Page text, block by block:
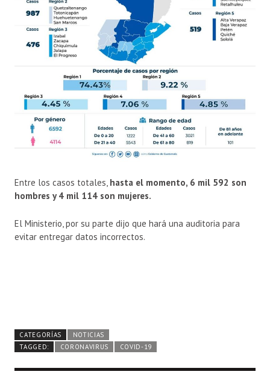
Entre los casos totales, hasta el momento, 6 mil 592 son
hombres y 4 mil 114 son mujeres.
El Ministerio, por su parte dijo que hará una auditoria para
evitar entregar datos incorrectos.
CATEGORÍAS
NOTICIAS
TAGGED:
CORONAVIRUS COVID-19